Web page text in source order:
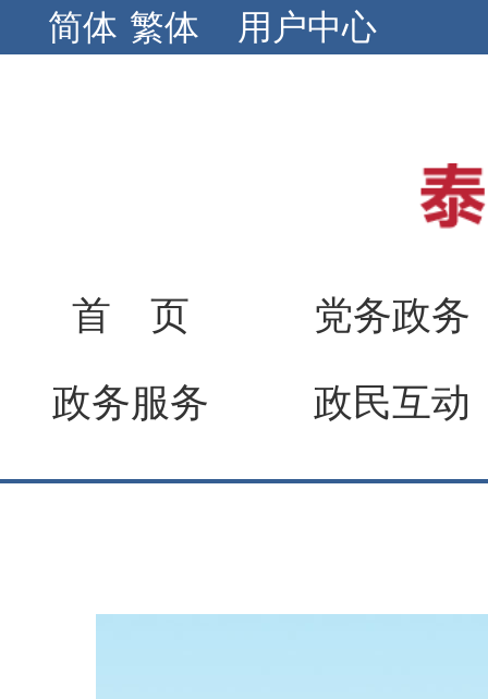
简体 繁体 用户中心
首 页
党务政务
政务服务
政民互动